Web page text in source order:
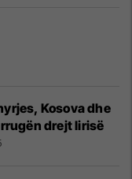
Kosova dhe
drejt lirisë